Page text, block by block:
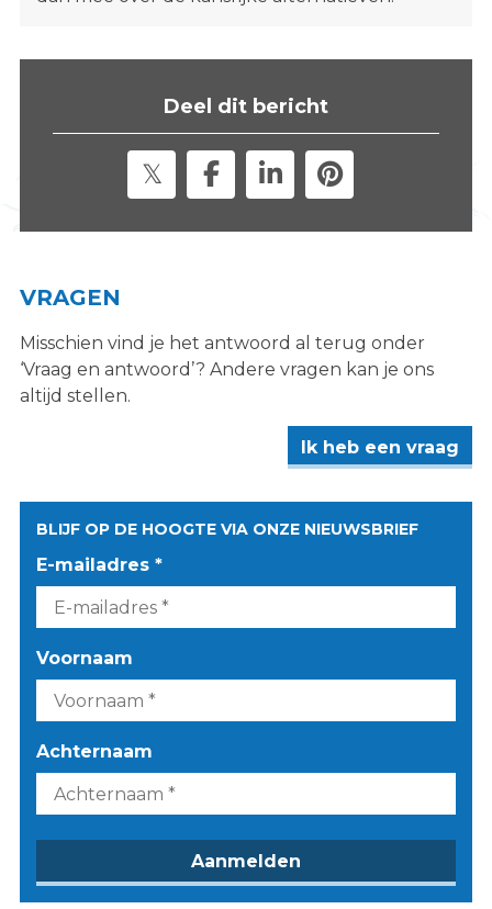
Deel dit bericht
VRAGEN
Misschien vind je het antwoord al terug onder
‘Vraag en antwoord’? Andere vragen kan je ons
altijd stellen.
Ik heb een vraag
BLIJF OP DE HOOGTE VIA ONZE NIEUWSBRIEF
E-mailadres *
Voornaam
Achternaam